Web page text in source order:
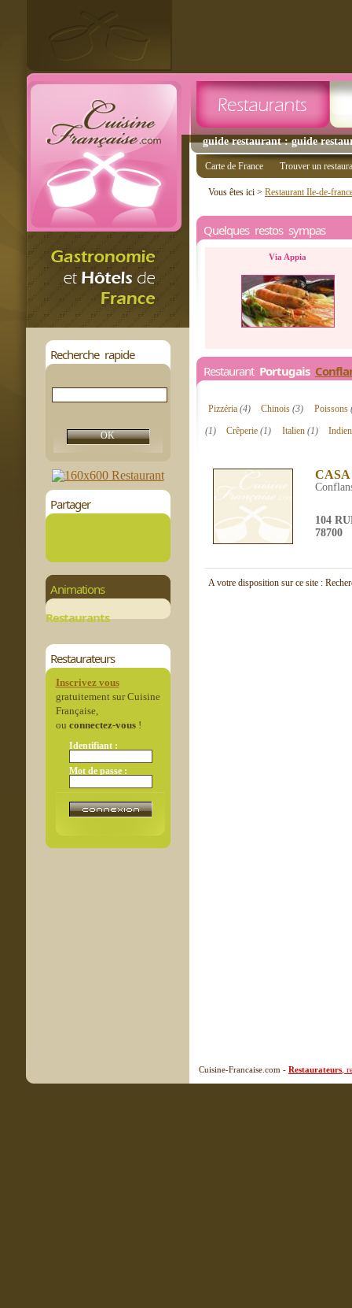
guide restaurant : guide
Recherche rapide
Partager
Animations
Restaurants
Restaurateurs
Inscrivez vous
gratuitement sur Cuisine
Française,
ou connectez-vous!
Identifiant :
Mot de passe :
Carte de France Trouver un
Vous êtes ici > Restaurant Ile-de-
Quelques restos sympas
Via Appia
Restaurant Portugais
Pizzéria(4) Chinois(3) Poissons
(1)
Crêperie(1) Italien (1)
CASA
104
78700
A votre disposition sur ce site :
Cuisine-Francaise.com - Restaurateurs ,